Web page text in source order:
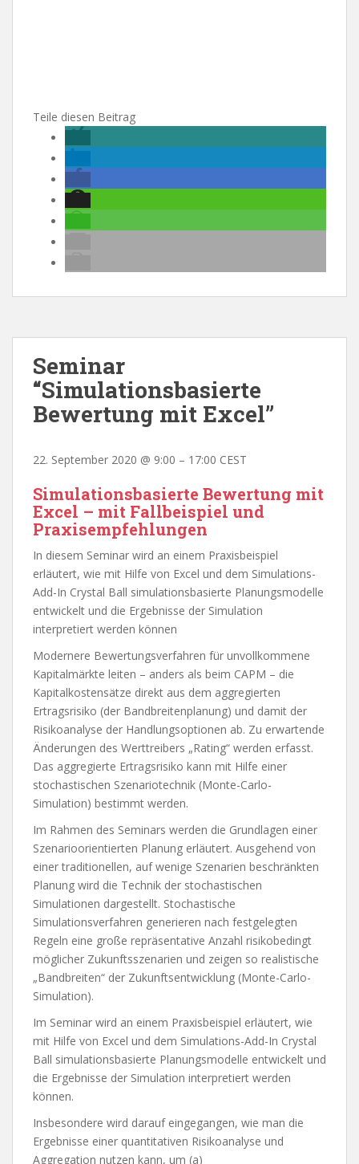
Teile diesen Beitrag
Seminar
“Simulationsbasierte
Bewertung mit Excel”
22. September 2020 @ 9:00 – 17:00 CEST
Simulationsbasierte Bewertung mit
Excel – mit Fallbeispiel und
Praxisempfehlungen
In diesem Seminar wird an einem Praxisbeispiel
erläutert, wie mit Hilfe von Excel und dem Simulations-
Add-In Crystal Ball simulationsbasierte Planungsmodelle
entwickelt und die Ergebnisse der Simulation
interpretiert werden können
Modernere Bewertungsverfahren für unvollkommene
Kapitalmärkte leiten – anders als beim CAPM – die
Kapitalkostensätze direkt aus dem aggregierten
Ertragsrisiko (der Bandbreitenplanung) und damit der
Risikoanalyse der Handlungsoptionen ab. Zu erwartende
Änderungen des Werttreibers „Rating“ werden erfasst.
Das aggregierte Ertragsrisiko kann mit Hilfe einer
stochastischen Szenariotechnik (Monte-Carlo-
Simulation) bestimmt werden.
Im Rahmen des Seminars werden die Grundlagen einer
Szenarioorientierten Planung erläutert. Ausgehend von
einer traditionellen, auf wenige Szenarien beschränkten
Planung wird die Technik der stochastischen
Simulationen dargestellt. Stochastische
Simulationsverfahren generieren nach festgelegten
Regeln eine große repräsentative Anzahl risikobedingt
möglicher Zukunftsszenarien und zeigen so realistische
„Bandbreiten“ der Zukunftsentwicklung (Monte-Carlo-
Simulation).
Im Seminar wird an einem Praxisbeispiel erläutert, wie
mit Hilfe von Excel und dem Simulations-Add-In Crystal
Ball simulationsbasierte Planungsmodelle entwickelt und
die Ergebnisse der Simulation interpretiert werden
können.
Insbesondere wird darauf eingegangen, wie man die
Ergebnisse einer quantitativen Risikoanalyse und
Aggregation nutzen kann, um (a)